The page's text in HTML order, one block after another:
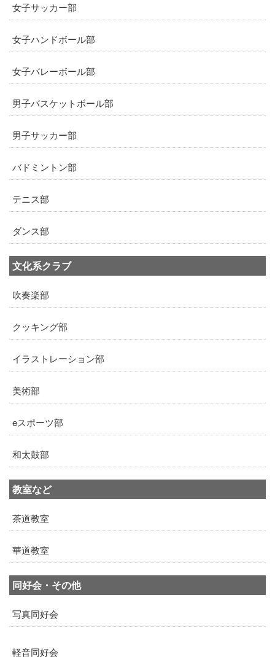
女子サッカー部
女子ハンドボール部
女子バレーボール部
男子バスケットボール部
男子サッカー部
バドミントン部
テニス部
ダンス部
文化系クラブ
吹奏楽部
クッキング部
イラストレーション部
美術部
eスポーツ部
和太鼓部
教室など
茶道教室
華道教室
同好会・その他
写真同好会
軽音同好会